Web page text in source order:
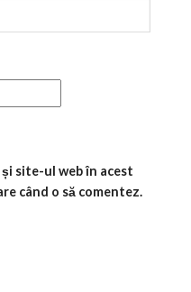
site-ul web în acest
când o să comentez.